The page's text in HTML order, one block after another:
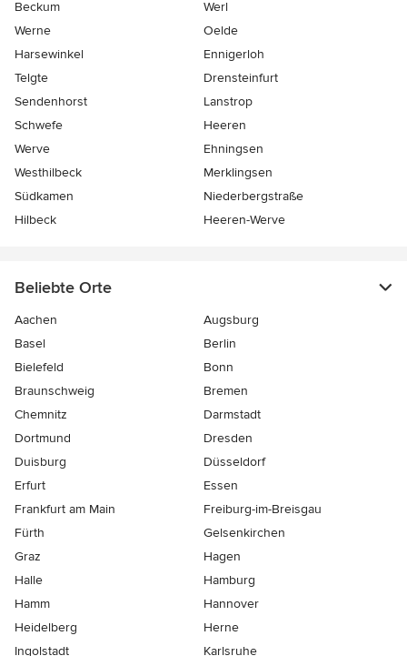
Beckum
Werl
Werne
Oelde
Harsewinkel
Ennigerloh
Telgte
Drensteinfurt
Sendenhorst
Lanstrop
Schwefe
Heeren
Werve
Ehningsen
Westhilbeck
Merklingsen
Südkamen
Niederbergstraße
Hilbeck
Heeren-Werve
Beliebte Orte
Aachen
Augsburg
Basel
Berlin
Bielefeld
Bonn
Braunschweig
Bremen
Chemnitz
Darmstadt
Dortmund
Dresden
Duisburg
Düsseldorf
Erfurt
Essen
Frankfurt am Main
Freiburg-im-Breisgau
Fürth
Gelsenkirchen
Graz
Hagen
Halle
Hamburg
Hamm
Hannover
Heidelberg
Herne
Ingolstadt
Karlsruhe